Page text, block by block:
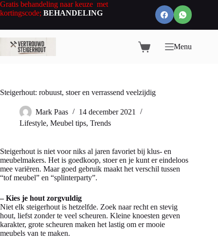
Ga
naar
inhoud
Gratis behandeling naar keuze met
kortingscode; BEHANDELING
WinkelwagenMenu
Steigerhout: robuust, stoer en verrassend veelzijdig
Mark Paas
14 december 2021
Lifestyle, Meubel tips, Trends
Steigerhout is niet voor niks al jaren favoriet bij klus- en
meubelmakers. Het is goedkoop, stoer en je kunt er eindeloos
mee variëren. Maar goed gebruik maakt het verschil tussen
“tof meubel” en “splinterparty”.
– Kies je hout zorgvuldig
Niet elk steigerhout is hetzelfde. Zoek naar recht en stevig
hout, liefst zonder te veel scheuren. Kleine knoesten geven
karakter, grote scheuren maken het lastig om er mooie
meubels van te maken.